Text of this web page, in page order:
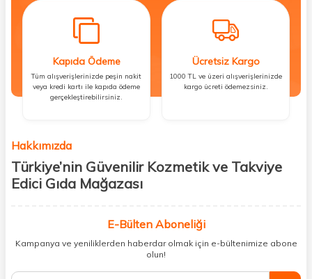
Kapıda Ödeme
Tüm alışverişlerinizde peşin nakit
veya kredi kartı ile kapıda ödeme
gerçekleştirebilirsiniz.
Ücretsiz Kargo
1000 TL ve üzeri alışverişlerinizde
kargo ücreti ödemezsiniz.
Hakkımızda
Türkiye’nin Güvenilir Kozmetik ve Takviye
Edici Gıda Mağazası
kişisel bakım hem de takviye edici gıda ürünlerini sizlerle
buluşturuyoruz. Artık mağaza mağaza dolaşmanıza gerek yok;
ihtiyacınız olan her şeyi tek bir çatı altında topluyor ve kapınıza kadar
E-Bülten Aboneliği
Kampanya ve yeniliklerden haberdar olmak için e-bültenimize abone
olun!